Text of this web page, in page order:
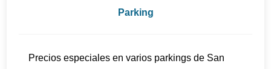
Parking
Precios especiales en varios parkings de San